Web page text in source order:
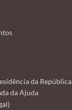
da República
da Ajuda